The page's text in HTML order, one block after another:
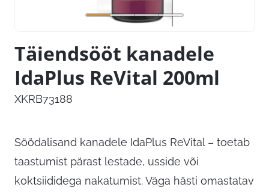
Täiendsööt kanadele
IdaPlus ReVital 200ml
XKRB73188
Söödalisand kanadele IdaPlus ReVital – toetab
taastumist pärast lestade, usside või
koktsiididega nakatumist. Väga hästi omastatav